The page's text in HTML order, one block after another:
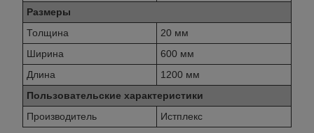
Размеры
Толщина
20 мм
Ширина
600 мм
Длина
1200 мм
Пользовательские характеристики
Производитель
Истплекс